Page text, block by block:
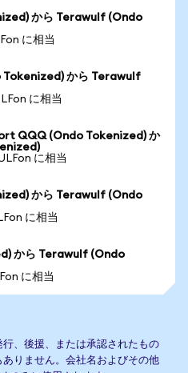
から Terawulf (Ondo
に相当
Tokenized) から Terawulf
に相当
QQQ (Ondo Tokenized) か
に相当
から Terawulf (Ondo
に相当
から Terawulf (Ondo
に相当
、後援、または承認されたもの
りません。会社名およびその他